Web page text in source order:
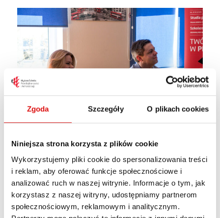
Zgoda Szczegóły O plikach cookies
Niniejsza strona korzysta z plików cookie
Wykorzystujemy pliki cookie do spersonalizowania treści
i reklam, aby oferować funkcje społecznościowe i
analizować ruch w naszej witrynie. Informacje o tym, jak
korzystasz z naszej witryny, udostępniamy partnerom
społecznościowym, reklamowym i analitycznym.